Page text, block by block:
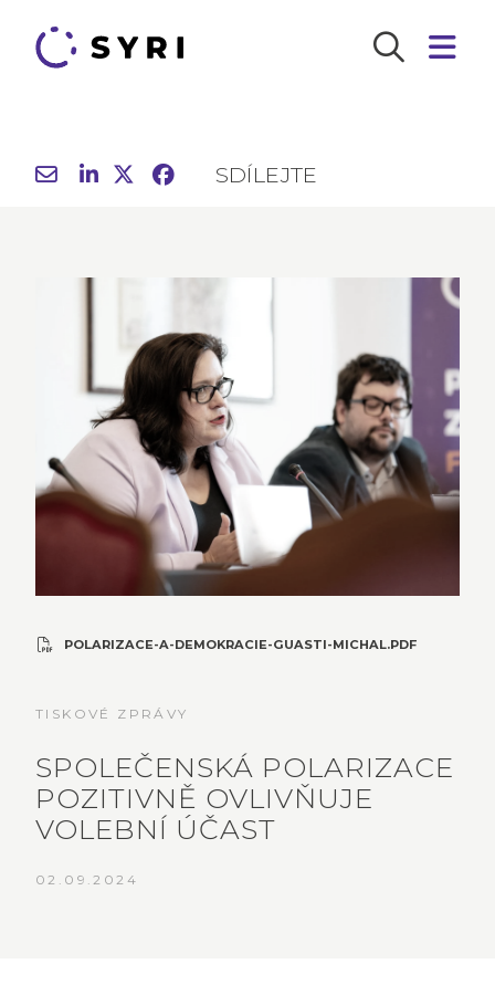
SDÍLEJTE
POLARIZACE-A-DEMOKRACIE-GUASTI-MICHAL.PDF
TISKOVÉ ZPRÁVY
SPOLEČENSKÁ POLARIZACE
POZITIVNĚ OVLIVŇUJE
VOLEBNÍ ÚČAST
02.09.2024